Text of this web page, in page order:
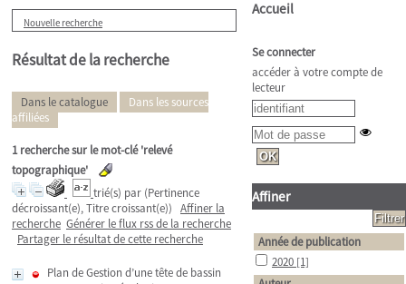
Nouvelle recherche
Résultat de la recherche
Dans le catalogue
Dans les sources
affiliées
1recherche sur le mot-clé'relevé
topographique'
trié(s) par (Pertinence
décroissant(e), Titre croissant(e)) Affiner la
recherche Générer le flux rss de la recherche
Partager le résultat de cette recherche
Plan de Gestion d’une tête de bassin
Accueil
Se connecter
accéder à votre compte de
lecteur
Affiner
Année de publication
2020 [1]